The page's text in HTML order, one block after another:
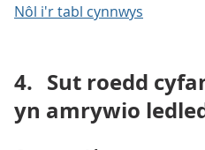
Nôl i'r tabl cynnwys
4. Sut roedd
yn amrywio